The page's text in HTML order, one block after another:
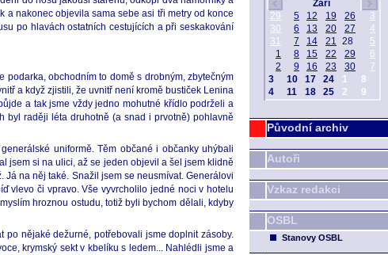
Původní archiv
Autoři
Vzkaz redakci
OSBL
Stanovy OSBL
nakonec objevila sama sebe asi tři metry od konce
po hlavách ostatních cestujících a při seskakování
podarka, obchodním to domě s drobným, zbytečným
a když zjistili, že uvnitř není kromě bustiček Lenina
a tak jsme vždy jedno mohutné křídlo podrželi a
byl raději léta druhotně (a snad i prvotně) pohlavně
uniformě. Těm občané i občanky uhýbali
jsem si na ulici, až se jeden objevil a šel jsem klidně
na něj také. Snažil jsem se neusmívat. Generálovi
vlevo či vpravo. Vše vyvrcholilo jedné noci v hotelu
hroznou ostudu, totiž byli bychom dělali, kdyby
nějaké dežurné, potřebovali jsme doplnit zásoby.
krymský sekt v kbelíku s ledem... Nahlédli jsme a